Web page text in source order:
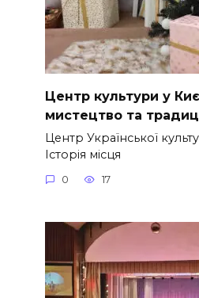
Центр культури у
мистецтво та
Центр Української
Історія місця
0 17